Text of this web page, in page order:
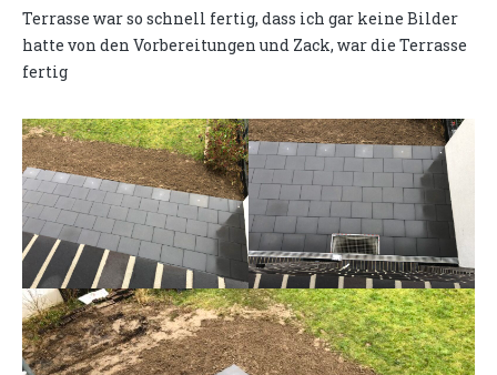
Terrasse war so schnell fertig, dass ich gar keine Bilder
hatte von den Vorbereitungen und Zack, war die Terrasse
fertig